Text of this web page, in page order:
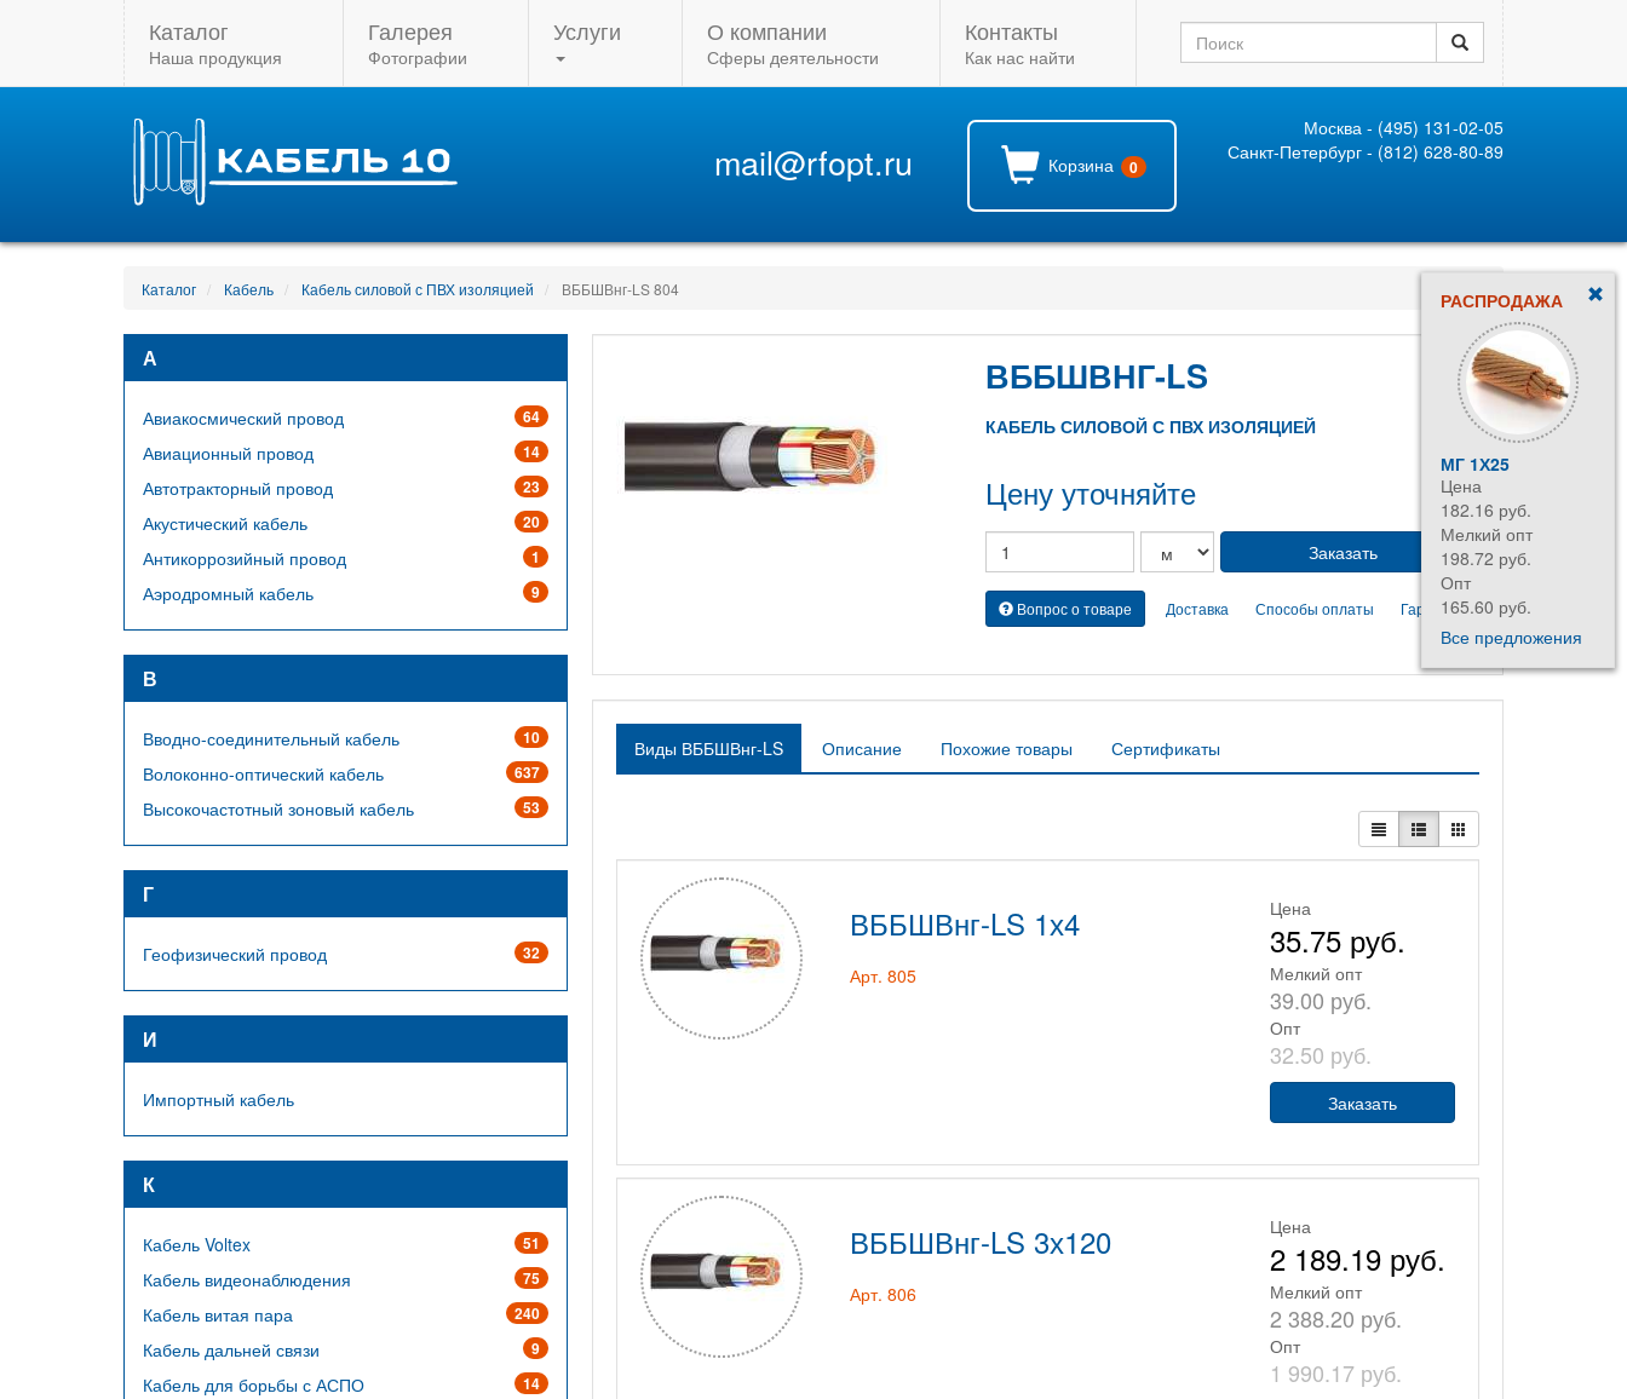
Каталог
Наша продукция
Галерея
Фотографии
Услуги О компании
Сферы деятельности
Контакты
Как нас найти
mail@rfopt.ru Корзина 0
Москва - (495) 131-02-05
Санкт-Петербург - (812) 628-80-89
РАСПРОДАЖА
МГ 1Х25
182.16 руб.
Мелкий опт
198.72 руб.
165.60 руб.
Все предложения
Каталог Кабель Кабель силовой с ПВХ изоляцией ВББШВнг-LS 804
А
64
Авиакосмический провод
14
Авиационный провод
23
Автотракторный провод
20
Акустический кабель
1
Антикоррозийный провод
9
Аэродромный кабель
В
10
Вводно-соединительный кабель
637
Волоконно-оптический кабель
53
Высокочастотный зоновый кабель
Г
32
Геофизический провод
И
Импортный кабель
К
51
Кабель Voltex
75
Кабель видеонаблюдения
240
Кабель витая пара
9
Кабель дальней связи
14
Кабель для борьбы с АСПО
ВББШВНГ-LS
КАБЕЛЬ СИЛОВОЙ С ПВХ ИЗОЛЯЦИЕЙ
Цену уточняйте
Вопрос о товаре Гарантии
Способы оплаты
Доставка
Виды ВББШВнг-LS Описание Похожие товары Сертификаты
ВББШВнг-LS 1х4
Арт. 805
Цена
35.75 руб.
Мелкий опт
39.00 руб.
Опт
32.50 руб.
Заказать
ВББШВнг-LS 3х120
Арт. 806
Цена
2 189.19 руб.
Мелкий опт
2 388.20 руб.
Опт
1 990.17 руб.